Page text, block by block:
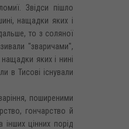
Звідси пішло
нащадки яких і
то з соляної
"зваричами",
яких і нині
в Тисові існували
поширеними
гончарство й
інших цінних порід